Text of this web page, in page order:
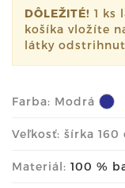
DÔLEŽITÉ! 1 ks
košíka vložíte
látky
Farba: Modrá
Veľkosť: šírka
Materiál: 100 %